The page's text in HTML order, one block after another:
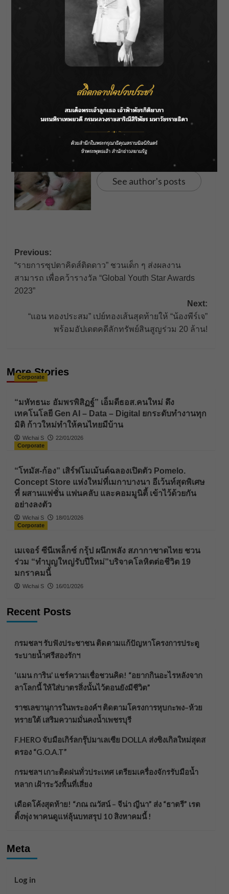
สามารถเลือกเพชรที่ชื่นชอบ และสั่งทำแหวน
แต่งงานดีไซน์ไม่เหมือนใครกับ Above
Diamond ได้ที่www.abovediamond.com
หรือ LINE: @abovediamond
About Author
Bentleyyapa
See author's posts
Post
navigation
Previous:
“รายการซุปตาคิดส์ติดดาว” ชวนเด็ก ๆ ส่งผลงาน
สามารถ เพื่อคว้ารางวัล “Global Youth Star Awards
2023”
Next:
“แอน ทองประสม” เปย์ทองเส้นสุดท้ายให้ “น้องพีร์เจ”
พร้อมอัปเดตคดีลักทรัพย์สินสูญร่วม 20 ล้าน!
More Stories
Corporate
“มหัทธนะ อัมพรพิสิฏฐ์” เอ็มดีธอส.คนใหม่ ดึง
เทคโนโลยี Gen AI – Data – Digital ยกระดับทำงานทุก
มิติ ก้าวใหม่ทำให้คนไทยมีบ้าน
Wichai S
22/01/2026
Corporate
“โทมัส-ก้อง” เสิร์ฟโมเม้นต์ฉลองเปิดตัว Pomelo.
Concept Store แห่งใหม่ที่เมกาบางนา อีเว้นท์สุดพิเศษ
ที่ ผสานแฟชั่น แฟนคลับ และคอมมูนิตี้ เข้าไว้ด้วยกัน
อย่างลงตัว
Wichai S
18/01/2026
Corporate
เมเจอร์ ซีนีเพล็กซ์ กรุ้ป ผนึกพลัง สภากาชาดไทย ชวน
ร่วม “ทำบุญใหญ่รับปีใหม่”บริจาคโลหิตต่อชีวิต 19
มกราคมนี้
Wichai S 16/01/2026
Recent Posts
กรมชลฯ รับฟังประชาชน ติดตามแก้ปัญหาโครงการประตู
ระบายน้ำศรีสองรักฯ
‘แมน การิน’ แชร์ความเชื่อชวนคิด! “อยากกินอะไรหลังจาก
ลาโลกนี้ ให้ใส่บาตรสิ่งนั้นไว้ตอนยังมีชีวิต”
ราชเลขานุการในพระองค์ฯ ติดตามโครงการหุบกะพง–ห้วย
ทรายใต้ เสริมความมั่นคงน้ำเพชรบุรี
F.HERO จับมือเกิร์ลกรุ๊ปมาเลเซีย DOLLA ส่งซิงเกิลใหม่สุดส
ตรอง “G.O.A.T”
กรมชลฯ เกาะติดฝนทั่วประเทศ เตรียมเครื่องจักรรับมือน้ำ
หลาก เฝ้าระวังพื้นที่เสี่ยง
เดือดโค้งสุดท้าย! “ภณ ณวัสน์ – จีน่า ญีนา” ส่ง “ธาตรี” เรต
ติ้งพุ่ง พาคนดูแห่ลุ้นบทสรุป 10 สิงหาคมนี้ !
Meta
Log in